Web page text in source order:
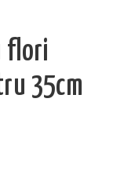
flori
35cm